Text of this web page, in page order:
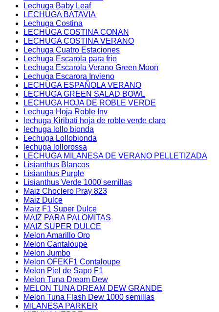
Lechuga Baby Leaf
LECHUGA BATAVIA
Lechuga Costina
LECHUGA COSTINA CONAN
LECHUGA COSTINA VERANO
Lechuga Cuatro Estaciones
Lechuga Escarola para frio
Lechuga Escarola Verano Green Moon
Lechuga Escarora Invieno
LECHUGA ESPAÑOLA VERANO
LECHUGA GREEN SALAD BOWL
LECHUGA HOJA DE ROBLE VERDE
Lechuga Hoja Roble Inv
lechuga Kiribati hoja de roble verde claro
lechuga lollo bionda
Lechuga Lollobionda
lechuga lollorossa
LECHUGA MILANESA DE VERANO PELLETIZADA
Lisianthus Blancos
Lisianthus Purple
Lisianthus Verde 1000 semillas
Maiz Choclero Pray 823
Maiz Dulce
Maiz F1 Super Dulce
MAIZ PARA PALOMITAS
MAIZ SUPER DULCE
Melon Amarillo Oro
Melon Cantaloupe
Melon Jumbo
Melon OFEKF1 Contaloupe
Melon Piel de Sapo F1
Melon Tuna Dream Dew
MELON TUNA DREAM DEW GRANDE
Melon Tuna Flash Dew 1000 semillas
MILANESA PARKER